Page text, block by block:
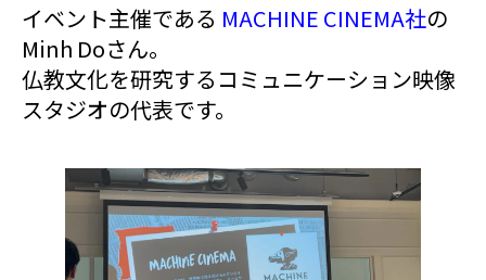
イベント主催である MACHINE CINEMA社の
Minh Doさん。
仏教文化を研究するコミュニケーション映像
スタジオの代表です。